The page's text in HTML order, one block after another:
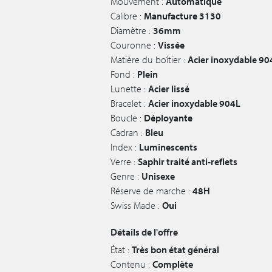
Calibre : Manufacture 3130
Diamètre : 36mm
Couronne : Vissée
Matière du boîtier : Acier inoxydable
Fond : Plein
Lunette : Acier lissé
Bracelet : Acier inoxydable 904L
Boucle : Déployante
Cadran : Bleu
Index : Luminescents
Verre : Saphir traité anti-reflets
Genre : Unisexe
Réserve de marche : 48H
Swiss Made : Oui
Détails de l'offre
État : Très bon état général
Contenu : Complète